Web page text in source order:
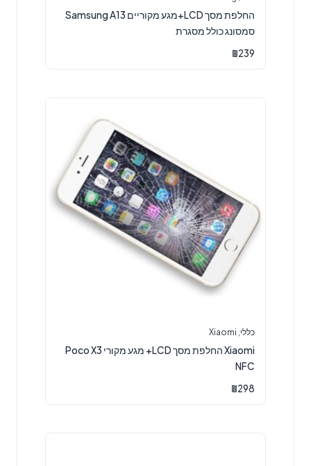
החלפת מסך LCD+מגע מקוריים Samsung A13
סמסונג כולל מסגרת
₪239
כללי Xiaomi
Xiaomi החלפת מסך LCD+ מגע מקורי Poco X3
NFC
₪298